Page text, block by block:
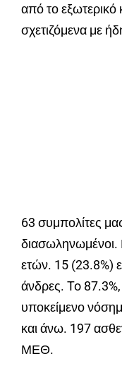
από το εξωτερικό
σχετιζόμενα με
63 συμπολίτες
διασωληνωμένοι.
ετών. 15 (23.8%)
άνδρες. To
υποκείμενο
και άνω. 197
ΜΕΘ.